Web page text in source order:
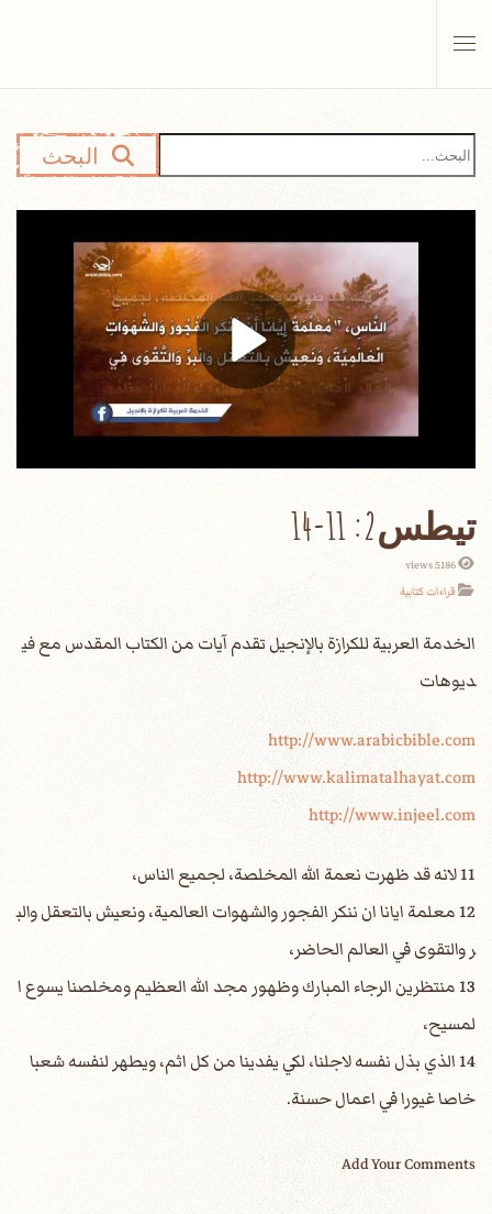
البحث
تيطس2: 11-14
5186 views
قراءات كتابية
الخدمة العربية للكرازة بالإنجيل تقدم آيات من الكتاب المقدس مع في
ديوهات
http://www.arabicbible.com
http://www.kalimatalhayat.com
http://www.injeel.com
11 لانه قد ظهرت نعمة الله المخلصة، لجميع الناس،
12 معلمة ايانا ان ننكر الفجور والشهوات العالمية، ونعيش بالتعقل والب
ر والتقوى في العالم الحاضر،
13 منتظرين الرجاء المبارك وظهور مجد الله العظيم ومخلصنا يسوع ا
لمسيح،
14 الذي بذل نفسه لاجلنا، لكي يفدينا من كل اثم، ويطهر لنفسه شعبا
خاصا غيورا في اعمال حسنة.
Add Your Comments